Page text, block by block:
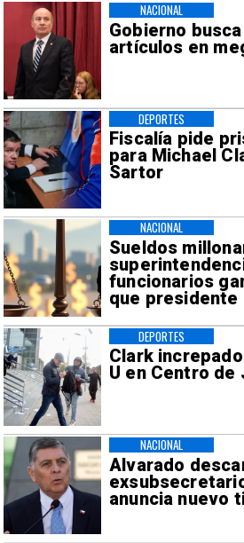
Gobierno
artículos en
NACIONAL
Fiscalía pide
para Michael
Sartor
DEPORTES
Sueldos
funcionarios
que presidente
NACIONAL
Clark
U en Centro de
DEPORTES
Alvarado
anuncia nuevo
NACIONAL